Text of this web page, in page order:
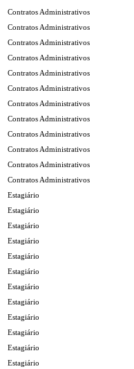
Contratos Administrativos
Contratos Administrativos
Contratos Administrativos
Contratos Administrativos
Contratos Administrativos
Contratos Administrativos
Contratos Administrativos
Contratos Administrativos
Contratos Administrativos
Contratos Administrativos
Contratos Administrativos
Contratos Administrativos
Estagiário
Estagiário
Estagiário
Estagiário
Estagiário
Estagiário
Estagiário
Estagiário
Estagiário
Estagiário
Estagiário
Estagiário